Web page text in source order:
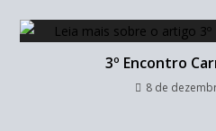
3º Encontro
8 de